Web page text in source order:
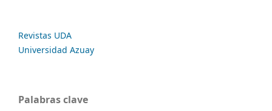
Revistas UDA
Universidad Azuay
Palabras clave